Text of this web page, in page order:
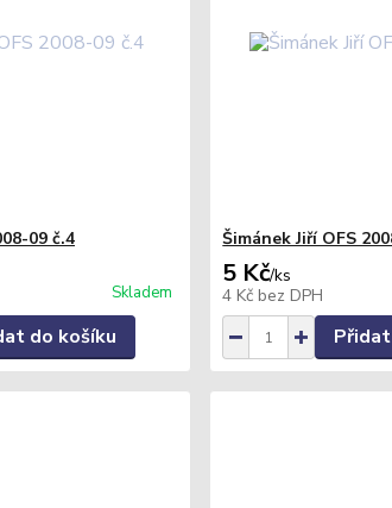
09 č.4
Skladem
do košíku
Šimánek Jiří OFS
5 Kč/ks
4 Kč bez DPH